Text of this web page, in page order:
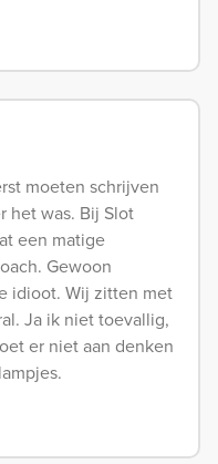
moeten schrijven
het was. Bij Slot
een matige
Gewoon
idioot. Wij zitten met
Ja ik niet toevallig,
er niet aan denken